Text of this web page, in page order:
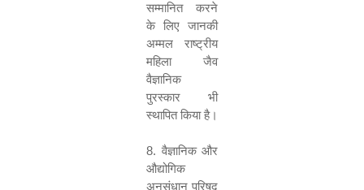
सम्‍मानित करने
के लिए जानकी
अम्मल राष्ट्रीय
महिला जैव
वैज्ञानिक
पुरस्कार भी
स्थापित किया है।
8. वैज्ञानिक और
औद्योगिक
अनुसंधान परिषद